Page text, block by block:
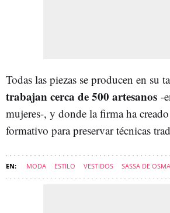
Todas las piezas se producen en su
trabajan cerca de 500 artesanos -
mujeres-, y donde la firma ha
formativo para preservar técnicas
MODA ESTILO VESTIDOS SASSA DE OSMA